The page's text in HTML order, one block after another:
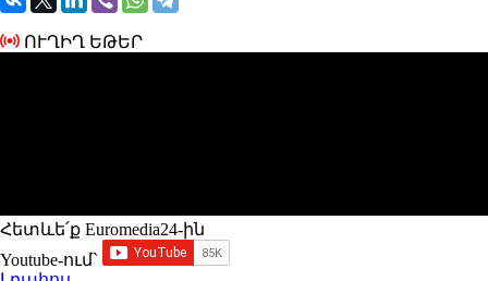
ՈՒՂԻՂ ԵԹԵՐ
Հետևե՛ք Euromedia24-ին
Youtube-ում`